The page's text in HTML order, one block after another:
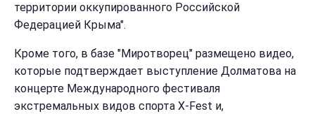
территории оккупированного Российской
Федерацией Крыма".
Кроме того, в базе "Миротворец" размещено видео,
которые подтверждает выступление Долматова на
концерте Международного фестиваля
экстремальных видов спорта X-Fest и,